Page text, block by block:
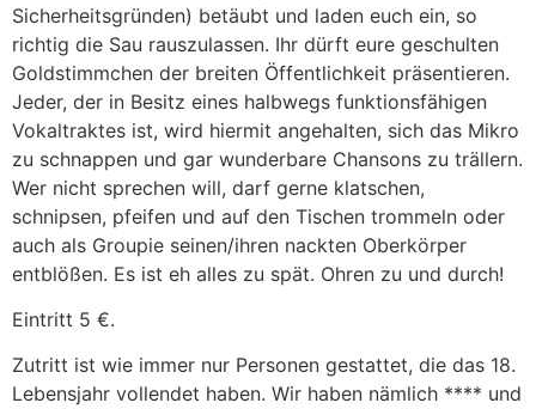
Sicherheitsgründen) betäubt und laden euch ein, so
richtig die Sau rauszulassen. Ihr dürft eure geschulten
Goldstimmchen der breiten Öffentlichkeit präsentieren.
Jeder, der in Besitz eines halbwegs funktionsfähigen
Vokaltraktes ist, wird hiermit angehalten, sich das Mikro
zu schnappen und gar wunderbare Chansons zu trällern.
Wer nicht sprechen will, darf gerne klatschen,
schnipsen, pfeifen und auf den Tischen trommeln oder
auch als Groupie seinen/ihren nackten Oberkörper
entblößen. Es ist eh alles zu spät. Ohren zu und durch!
Eintritt 5 €.
Zutritt ist wie immer nur Personen gestattet, die das 18.
Lebensjahr vollendet haben. Wir haben nämlich **** und